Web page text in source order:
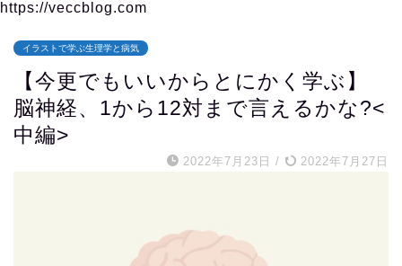
https://veccblog.com
イラストで学ぶ生理学と病気
【今更でもいいからとにかく学ぶ】
脳神経、1から12対まで言えるかな?<
中編>
2022年7月23日 / 2022年7月27日